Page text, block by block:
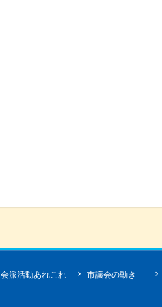
会派活動あれこれ 市議会の動き